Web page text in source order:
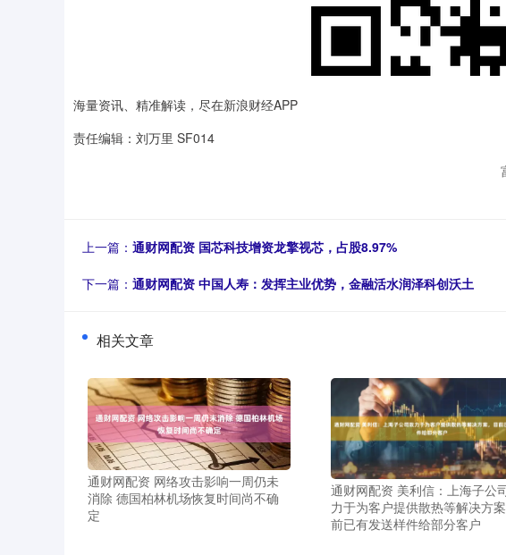
海量资讯、精准解读，尽在新浪财经APP
责任编辑：刘万里 SF014
上一篇： 通财网配资 国芯科技增资龙擎视芯，占股8.97%
下一篇： 通财网配资 中国人寿：发挥主业优势，金融活水润泽科创沃土
相关文章
通财网配资 网络攻击影响一周仍未
消除 德国柏林机场恢复时间尚不确
定
通财网配资 美利信：上海子公
力于为客户提供散热等解决方
前已有发送样件给部分客户